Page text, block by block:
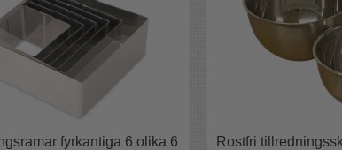
fyrkantiga 6 olika 6
Rostfri